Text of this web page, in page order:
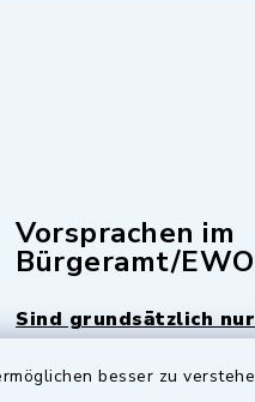
besser zu
Vorsprachen im
Bürgeramt/EWO
Sind grundsätzlich